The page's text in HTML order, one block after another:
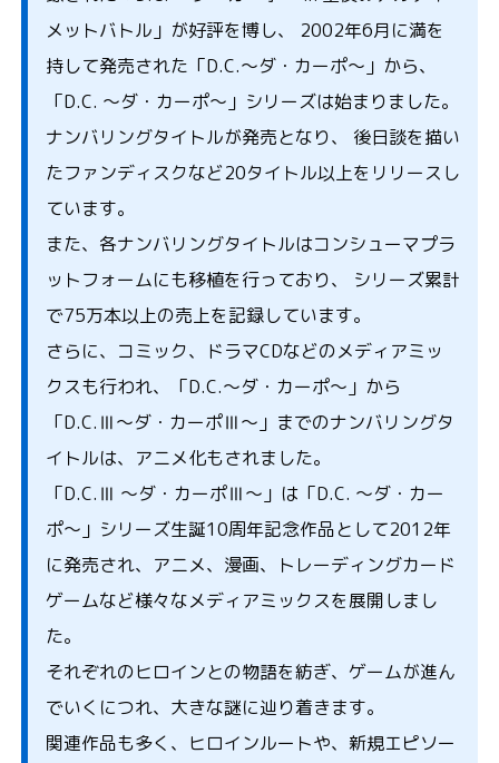
メットバトル」が好評を博し、 2002年6月に満を
持して発売された「D.C.～ダ・カーポ～」から、
「D.C. ～ダ・カーポ～」シリーズは始まりました。
ナンバリングタイトルが発売となり、 後日談を描い
たファンディスクなど20タイトル以上をリリースし
ています。
また、各ナンバリングタイトルはコンシューマプラ
ットフォームにも移植を行っており、 シリーズ累計
で75万本以上の売上を記録しています。
さらに、コミック、ドラマCDなどのメディアミッ
クスも行われ、「D.C.～ダ・カーポ～」から
「D.C.Ⅲ～ダ・カーポⅢ～」までのナンバリングタ
イトルは、アニメ化もされました。
「D.C.Ⅲ ～ダ・カーポⅢ～」は「D.C. ～ダ・カー
ポ～」シリーズ生誕10周年記念作品として2012年
に発売され、アニメ、漫画、トレーディングカード
ゲームなど様々なメディアミックスを展開しまし
た。
それぞれのヒロインとの物語を紡ぎ、ゲームが進ん
でいくにつれ、大きな謎に辿り着きます。
関連作品も多く、ヒロインルートや、新規エピソー